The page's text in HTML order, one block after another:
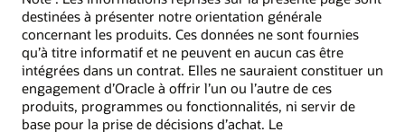
destinées à présenter notre orientation générale
concernant les produits. Ces données ne sont fournies
qu’à titre informatif et ne peuvent en aucun cas être
intégrées dans un contrat. Elles ne sauraient constituer un
engagement d’Oracle à offrir l’un ou l’autre de ces
produits, programmes ou fonctionnalités, ni servir de
base pour la prise de décisions d’achat. Le